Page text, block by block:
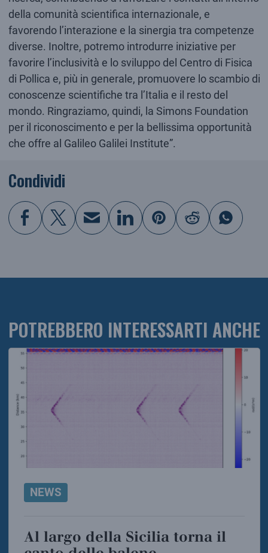
della comunità scientifica internazionale, e
favorendo l’interazione e la sinergia tra competenze
diverse. Inoltre, potremo introdurre iniziative per
favorire l’inclusività e lo sviluppo del Centro di Fisica
di Pollica e, più in generale, promuovere lo scambio di
conoscenze scientifiche tra l’Italia e il resto del
mondo. Ringraziamo, quindi, la Simons Foundation
per il riconoscimento e per la bellissima opportunità
che offre al Galileo Galilei Institute”.
Condividi
POTREBBERO INTERESSARTI ANCHE
NEWS
Al largo della Sicilia torna il